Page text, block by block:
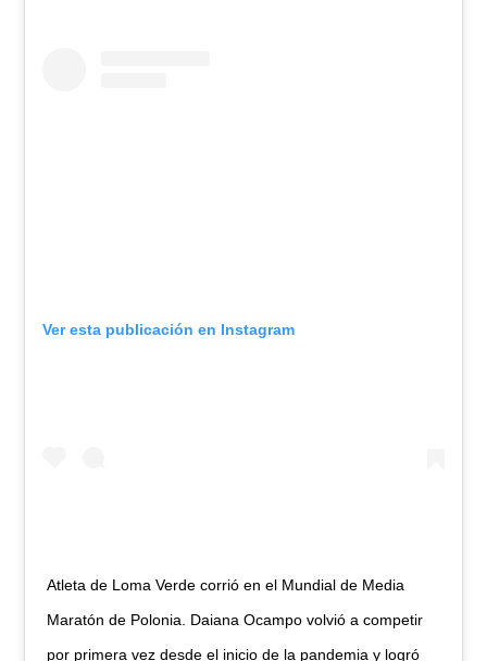
Ver esta publicación en Instagram
Atleta de Loma Verde corrió en el Mundial de Media
Maratón de Polonia. Daiana Ocampo volvió a competir
por primera vez desde el inicio de la pandemia y logró